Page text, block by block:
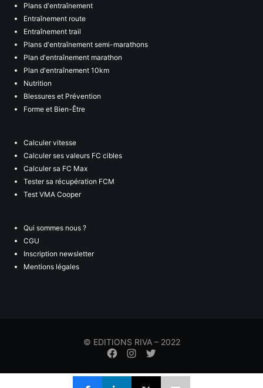
Plans d'entraînement
Entraînement route
Entraînement trail
Plans d'entraînement semi-marathons
Plan d'entraînement marathon
Plan d'entraînement 10km
Nutrition
Blessures et Prévention
Forme et Bien-Être
Calculer vitesse
Calculer ses valeurs FC cibles
Calculer sa FC Max
Tester sa récupération FCM
Test VMA Cooper
Qui sommes nous ?
CGU
Inscription newsletter
Mentions légales
© EDITIONS RIVA – 2022
Élément
menu